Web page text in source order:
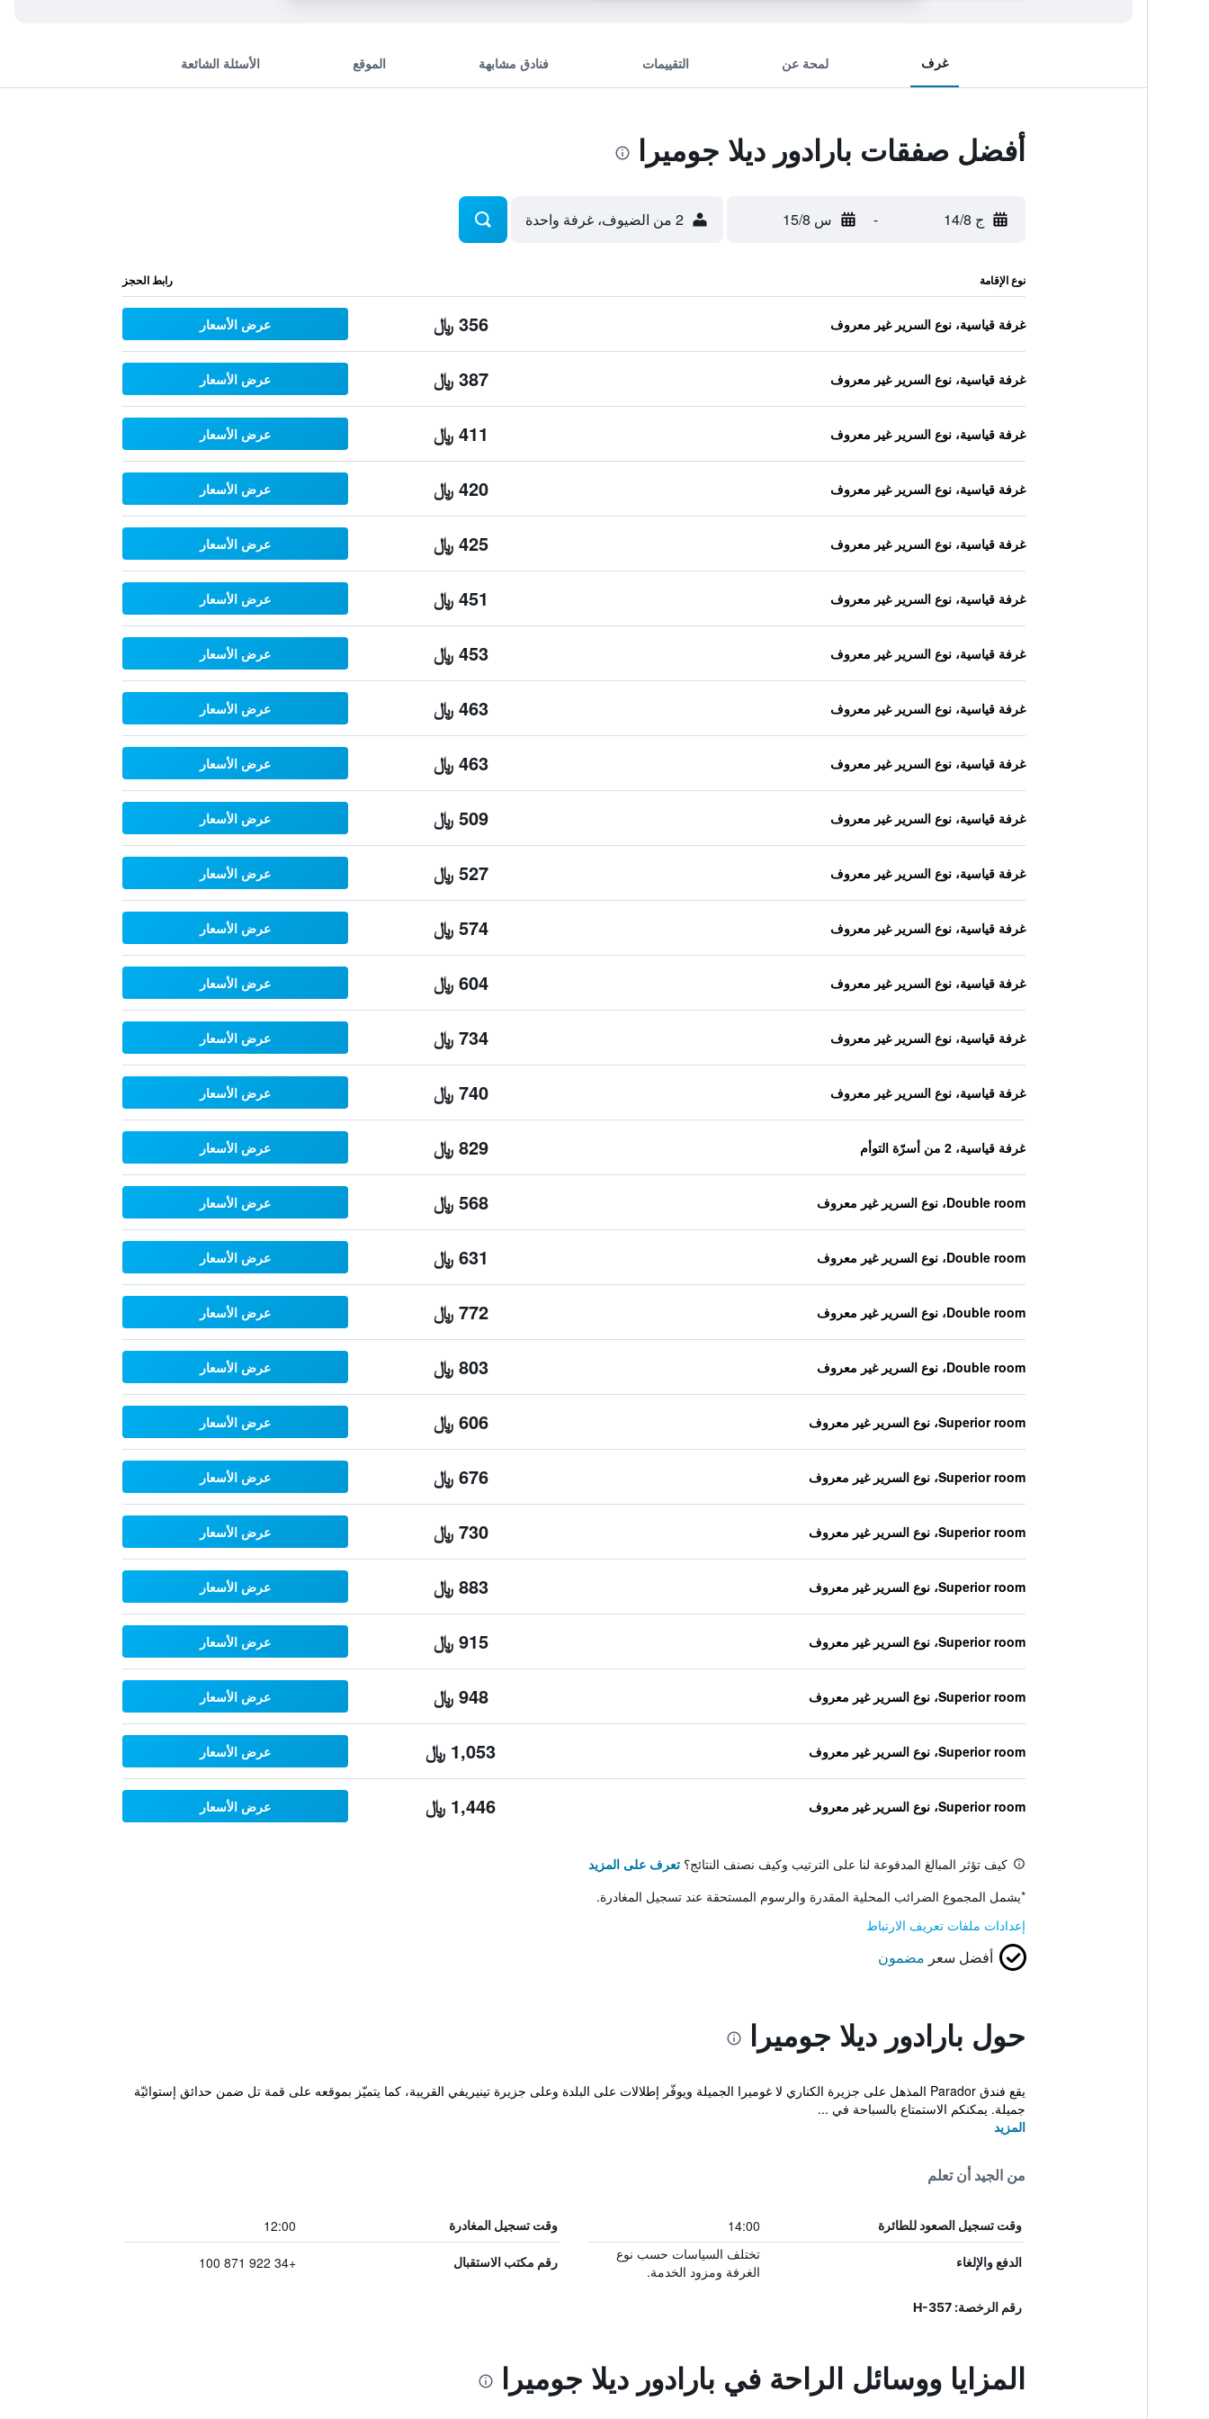
غرف لمحة عن التقييمات فنادق مشابهة الموقع الأسئلة الشائعة
أفضل صفقات بارادور ديلا جوميرا
ج 14/8 - س 15/8 2 من الضيوف، غرفة واحدة
نوع الإقامة رابط الحجز
غرفة قياسية، نوع السرير غير معروف 356 ﷼ عرض الأسعار
غرفة قياسية، نوع السرير غير معروف 387 ﷼ عرض الأسعار
غرفة قياسية، نوع السرير غير معروف 411 ﷼ عرض الأسعار
غرفة قياسية، نوع السرير غير معروف 420 ﷼ عرض الأسعار
غرفة قياسية، نوع السرير غير معروف 425 ﷼ عرض الأسعار
غرفة قياسية، نوع السرير غير معروف 451 ﷼ عرض الأسعار
غرفة قياسية، نوع السرير غير معروف 453 ﷼ عرض الأسعار
غرفة قياسية، نوع السرير غير معروف 463 ﷼ عرض الأسعار
غرفة قياسية، نوع السرير غير معروف 463 ﷼ عرض الأسعار
غرفة قياسية، نوع السرير غير معروف 509 ﷼ عرض الأسعار
غرفة قياسية، نوع السرير غير معروف 527 ﷼ عرض الأسعار
غرفة قياسية، نوع السرير غير معروف 574 ﷼ عرض الأسعار
غرفة قياسية، نوع السرير غير معروف 604 ﷼ عرض الأسعار
غرفة قياسية، نوع السرير غير معروف 734 ﷼ عرض الأسعار
غرفة قياسية، نوع السرير غير معروف 740 ﷼ عرض الأسعار
غرفة قياسية، 2 من أسرّة التوأم 829 ﷼ عرض الأسعار
Double room، نوع السرير غير معروف 568 ﷼ عرض الأسعار
Double room، نوع السرير غير معروف 631 ﷼ عرض الأسعار
Double room، نوع السرير غير معروف 772 ﷼ عرض الأسعار
Double room، نوع السرير غير معروف 803 ﷼ عرض الأسعار
Superior room، نوع السرير غير معروف 606 ﷼ عرض الأسعار
Superior room، نوع السرير غير معروف 676 ﷼ عرض الأسعار
Superior room، نوع السرير غير معروف 730 ﷼ عرض الأسعار
Superior room، نوع السرير غير معروف 883 ﷼ عرض الأسعار
Superior room، نوع السرير غير معروف 915 ﷼ عرض الأسعار
Superior room، نوع السرير غير معروف 948 ﷼ عرض الأسعار
Superior room، نوع السرير غير معروف 1,053 ﷼ عرض الأسعار
Superior room، نوع السرير غير معروف 1,446 ﷼ عرض الأسعار
كيف تؤثر المبالغ المدفوعة لنا على الترتيب وكيف نصنف النتائج؟ تعرف على المزيد
*يشمل المجموع الضرائب المحلية المقدرة والرسوم المستحقة عند تسجيل المغادرة.
إعدادات ملفات تعريف الارتباط
أفضل سعر مضمون
حول بارادور ديلا جوميرا
يقع فندق Parador المذهل على جزيرة الكناري لا غوميرا الجميلة ويوفّر إطلالات على البلدة وعلى جزيرة تينيريفي القريبة، كما يتميّز بموقعه على قمة تل ضمن حدائق إستوائيّة
جميلة. يمكنكم الاستمتاع بالسباحة في ...
المزيد
من الجيد أن تعلم
وقت تسجيل الصعود للطائرة 14:00 وقت تسجيل المغادرة 12:00
الدفع والإلغاء
تختلف السياسات حسب نوع
الغرفة ومزود الخدمة.
رقم مكتب الاستقبال +34 922 871 100
رقم الرخصة: H-357
المزايا ووسائل الراحة في بارادور ديلا جوميرا